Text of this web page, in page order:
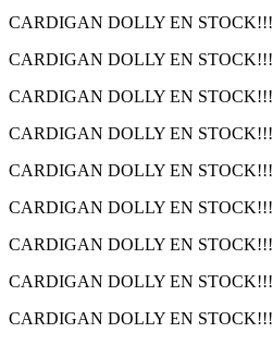
CARDIGAN DOLLY EN STOCK!!!
CARDIGAN DOLLY EN STOCK!!!
CARDIGAN DOLLY EN STOCK!!!
CARDIGAN DOLLY EN STOCK!!!
CARDIGAN DOLLY EN STOCK!!!
CARDIGAN DOLLY EN STOCK!!!
CARDIGAN DOLLY EN STOCK!!!
CARDIGAN DOLLY EN STOCK!!!
CARDIGAN DOLLY EN STOCK!!!